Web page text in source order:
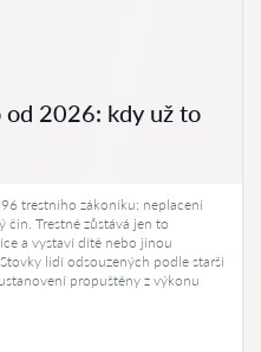
2026: kdy už to
trestního zákoníku: neplacení
čin. Trestné zůstává jen to
a vystaví dítě nebo jinou
lidí odsouzených podle starší
propuštěny z výkonu